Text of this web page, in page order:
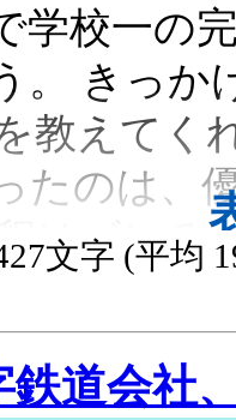
学校一の
。 きっか
教えてく
たのは
はズレる
大学。
かっても
文字 (平均
会社、AI株